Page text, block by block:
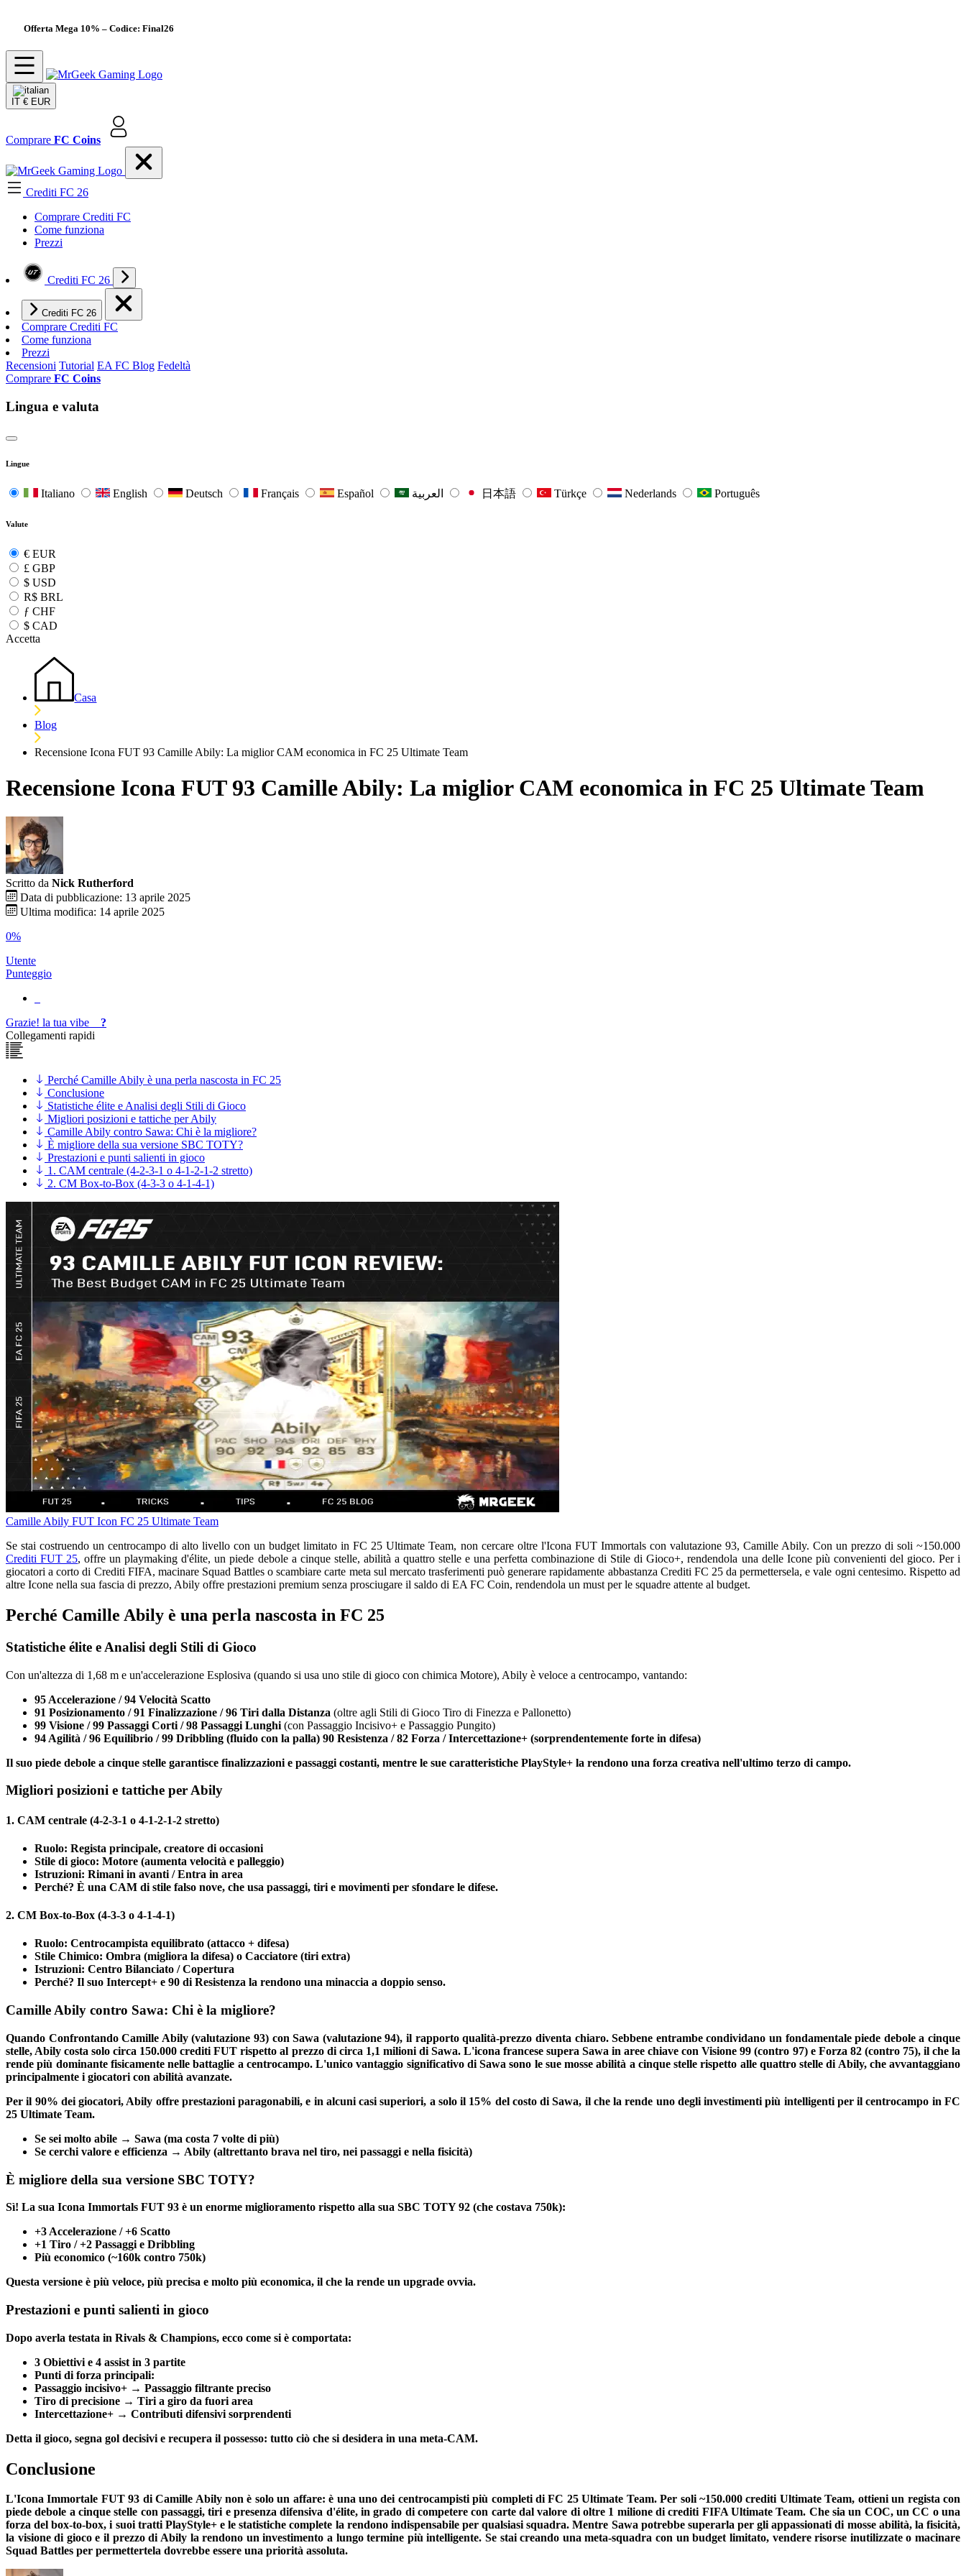
Offerta Mega 10% – Codice: Final26
IT € EUR
Comprare FC Coins
Crediti FC 26
Comprare Crediti FC
Come funziona
Prezzi
Crediti FC 26
Crediti FC 26
Comprare Crediti FC
Come funziona
Prezzi
Recensioni Tutorial EA FC Blog Fedeltà
Comprare FC Coins
Lingua e valuta
Lingue
Italiano English Deutsch Français Español 日本語 Türkçe Nederlands Português
Valute
€ EUR
£ GBP
$ USD
R$ BRL
ƒ CHF
$ CAD
Accetta
Casa
Blog
Recensione Icona FUT 93 Camille Abily: La miglior CAM economica in FC 25 Ultimate Team
Recensione Icona FUT 93 Camille Abily: La miglior CAM economica in FC 25 Ultimate Team
Scritto da Nick Rutherford
Data di pubblicazione: 13 aprile 2025
Ultima modifica: 14 aprile 2025
0%
Utente
Punteggio
Grazie! la tua vibe
?
Collegamenti rapidi
Perché Camille Abily è una perla nascosta in FC 25
Conclusione
Statistiche élite e Analisi degli Stili di Gioco
Migliori posizioni e tattiche per Abily
Camille Abily contro Sawa: Chi è la migliore?
È migliore della sua versione SBC TOTY?
Prestazioni e punti salienti in gioco
1. CAM centrale (4-2-3-1 o 4-1-2-1-2 stretto)
2. CM Box-to-Box (4-3-3 o 4-1-4-1)
Camille Abily FUT Icon FC 25 Ultimate Team
Se stai costruendo un centrocampo di alto livello con un budget limitato in FC 25 Ultimate Team, non cercare oltre l'Icona FUT Immortals con valutazione 93, Camille Abily. Con un prezzo di soli ~150.000
Crediti FUT 25, offre un playmaking d'élite, un piede debole a cinque stelle, abilità a quattro stelle e una perfetta combinazione di Stile di Gioco+, rendendola una delle Icone più convenienti del gioco. Per i
giocatori a corto di Crediti FIFA, macinare Squad Battles o scambiare carte meta sul mercato trasferimenti può generare rapidamente abbastanza Crediti FC 25 da permettersela, e vale ogni centesimo. Rispetto ad
altre Icone nella sua fascia di prezzo, Abily offre prestazioni premium senza prosciugare il saldo di EA FC Coin, rendendola un must per le squadre attente al budget.
Perché Camille Abily è una perla nascosta in FC 25
Statistiche élite e Analisi degli Stili di Gioco
Con un'altezza di 1,68 m e un'accelerazione Esplosiva (quando si usa uno stile di gioco con chimica Motore), Abily è veloce a centrocampo, vantando:
95 Accelerazione / 94 Velocità Scatto
91 Posizionamento / 91 Finalizzazione / 96 Tiri dalla Distanza (oltre agli Stili di Gioco Tiro di Finezza e Pallonetto)
99 Visione / 99 Passaggi Corti / 98 Passaggi Lunghi (con Passaggio Incisivo+ e Passaggio Pungito)
94 Agilità / 96 Equilibrio / 99 Dribbling (fluido con la palla) 90 Resistenza / 82 Forza / Intercettazione+ (sorprendentemente forte in difesa)
Il suo piede debole a cinque stelle garantisce finalizzazioni e passaggi costanti, mentre le sue caratteristiche PlayStyle+ la rendono una forza creativa nell'ultimo terzo di campo.
Migliori posizioni e tattiche per Abily
1. CAM centrale (4-2-3-1 o 4-1-2-1-2 stretto)
Ruolo: Regista principale, creatore di occasioni
Stile di gioco: Motore (aumenta velocità e palleggio)
Istruzioni: Rimani in avanti / Entra in area
Perché? È una CAM di stile falso nove, che usa passaggi, tiri e movimenti per sfondare le difese.
2. CM Box-to-Box (4-3-3 o 4-1-4-1)
Ruolo: Centrocampista equilibrato (attacco + difesa)
Stile Chimico: Ombra (migliora la difesa) o Cacciatore (tiri extra)
Istruzioni: Centro Bilanciato / Copertura
Perché? Il suo Intercept+ e 90 di Resistenza la rendono una minaccia a doppio senso.
Camille Abily contro Sawa: Chi è la migliore?
Quando Confrontando Camille Abily (valutazione 93) con Sawa (valutazione 94), il rapporto qualità-prezzo diventa chiaro. Sebbene entrambe condividano un fondamentale piede debole a cinque
stelle, Abily costa solo circa 150.000 crediti FUT rispetto al prezzo di circa 1,1 milioni di Sawa. L'icona francese supera Sawa in aree chiave con Visione 99 (contro 97) e Forza 82 (contro 75), il che la
rende più dominante fisicamente nelle battaglie a centrocampo. L'unico vantaggio significativo di Sawa sono le sue mosse abilità a cinque stelle rispetto alle quattro stelle di Abily, che avvantaggiano
principalmente i giocatori con abilità avanzate.
Per il 90% dei giocatori, Abily offre prestazioni paragonabili, e in alcuni casi superiori, a solo il 15% del costo di Sawa, il che la rende uno degli investimenti più intelligenti per il centrocampo in FC
25 Ultimate Team.
Se sei molto abile → Sawa (ma costa 7 volte di più)
Se cerchi valore e efficienza → Abily (altrettanto brava nel tiro, nei passaggi e nella fisicità)
È migliore della sua versione SBC TOTY?
Sì! La sua Icona Immortals FUT 93 è un enorme miglioramento rispetto alla sua SBC TOTY 92 (che costava 750k):
+3 Accelerazione / +6 Scatto
+1 Tiro / +2 Passaggi e Dribbling
Più economico (~160k contro 750k)
Questa versione è più veloce, più precisa e molto più economica, il che la rende un upgrade ovvia.
Prestazioni e punti salienti in gioco
Dopo averla testata in Rivals & Champions, ecco come si è comportata:
3 Obiettivi e 4 assist in 3 partite
Punti di forza principali:
Passaggio incisivo+ → Passaggio filtrante preciso
Tiro di precisione → Tiri a giro da fuori area
Intercettazione+ → Contributi difensivi sorprendenti
Detta il gioco, segna gol decisivi e recupera il possesso: tutto ciò che si desidera in una meta-CAM.
Conclusione
L'Icona Immortale FUT 93 di Camille Abily non è solo un affare: è una uno dei centrocampisti più completi di FC 25 Ultimate Team. Per soli ~150.000 crediti Ultimate Team, ottieni un regista con
piede debole a cinque stelle con passaggi, tiri e presenza difensiva d'élite, in grado di competere con carte dal valore di oltre 1 milione di crediti FIFA Ultimate Team. Che sia un COC, un CC o una
forza del box-to-box, i suoi tratti PlayStyle+ e le statistiche complete la rendono indispensabile per qualsiasi squadra. Mentre Sawa potrebbe superarla per gli appassionati di mosse abilità, la fisicità,
la visione di gioco e il prezzo di Abily la rendono un investimento a lungo termine più intelligente. Se stai creando una meta-squadra con un budget limitato, vendere risorse inutilizzate o macinare
Squad Battles per permettertela dovrebbe essere una priorità assoluta.